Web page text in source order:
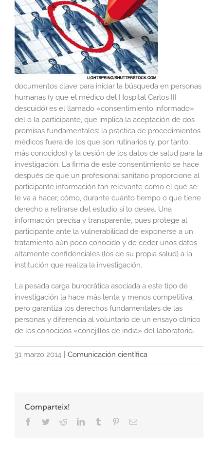
documentos clave para iniciar la búsqueda en personas
humanas (y que el médico del Hospital Carlos III
descuidó) es el llamado «consentimiento informado»
del o la participante, que implica la aceptación de dos
premisas fundamentales: la práctica de procedimientos
médicos fuera de los que son rutinarios (y, por tanto,
más conocidos) y la cesión de los datos de salud para la
investigación. La firma de este consentimiento se hace
después de que un profesional sanitario proporcione al
participante información tan relevante como el qué se
le va a hacer, cómo, durante cuánto tiempo o que tiene
derecho a retirarse del estudio si lo desea. Una
información precisa y transparente, pues protege al
participante ante la vulnerabilidad de exponerse a un
tratamiento aún poco conocido y de ceder unos datos
altamente confidenciales (los de su propia salud) a la
institución que realiza la investigación.
La pesada carga burocrática asociada a este tipo de
investigación la hace más lenta y menos competitiva,
pero garantiza los derechos fundamentales de las
personas y diferencia al voluntario de un ensayo clínico
de los conocidos «conejillos de india» del laboratorio.
31 marzo 2014 Comunicación científica
Comparteix!
Facebook
TwitterRedditLinkedInTumblr PinterestCorreo